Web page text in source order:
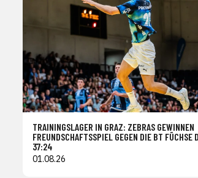
TRAININGSLAGER IN GRAZ: ZEBRAS GEWINNEN
FREUNDSCHAFTSSPIEL GEGEN DIE BT FÜCHSE
37:24
01.08.26